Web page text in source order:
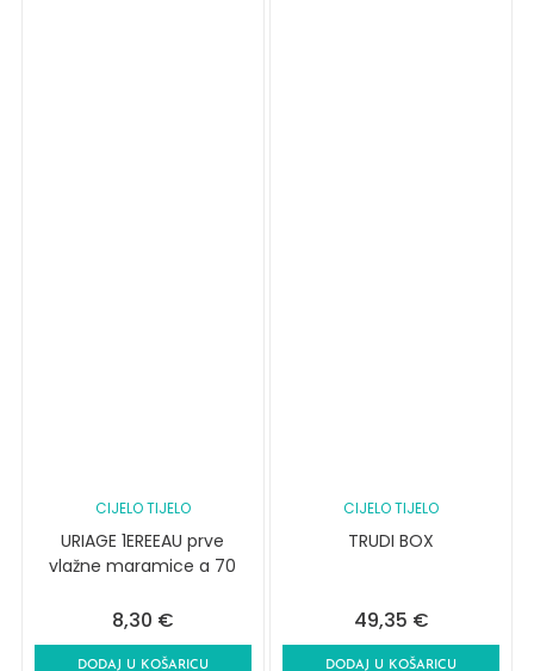
CIJELO TIJELO
URIAGE 1EREEAU prve
vlažne maramice a 70
8,30 €
DODAJ U KOŠARICU
CIJELO TIJELO
TRUDI BOX
49,35 €
DODAJ U KOŠARICU